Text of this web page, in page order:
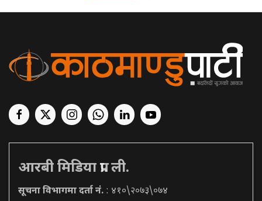
आरबी मिडिया प्रा. ली.
सूचना विभागमा दर्ता नं. : ४१०\२०७३\०७४